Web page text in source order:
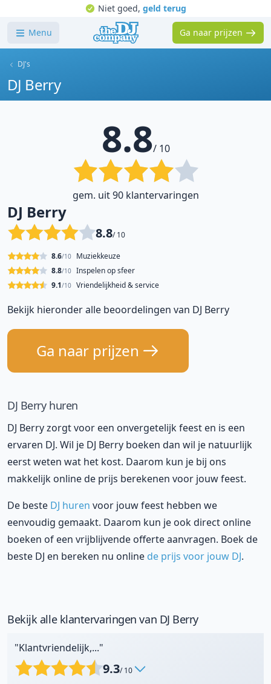
Niet goed, geld terug
Menu Ga naar prijzen
DJ's
DJ Berry
8.8/ 10
gem. uit 90 klantervaringen
DJ Berry
8.8/ 10
Muziekkeuze
8.6/10
Inspelen op sfeer
8.8/10
Vriendelijkheid & service
9.1/10
Bekijk hieronder alle beoordelingen van DJ Berry
Ga naar prijzen
DJ Berry huren
DJ Berry zorgt voor een onvergetelijk feest en is een
ervaren DJ. Wil je DJ Berry boeken dan wil je natuurlijk
eerst weten wat het kost. Daarom kun je bij ons
makkelijk online de prijs berekenen voor jouw feest.
De beste DJ huren voor jouw feest hebben we
eenvoudig gemaakt. Daarom kun je ook direct online
boeken of een vrijblijvende offerte aanvragen. Boek de
beste DJ en bereken nu online de prijs voor jouw DJ.
Bekijk alle klantervaringen van DJ Berry
"Klantvriendelijk,..."
9.3/ 10